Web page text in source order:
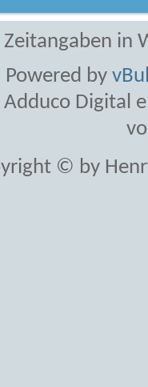
in
Powered by
Digital
© by